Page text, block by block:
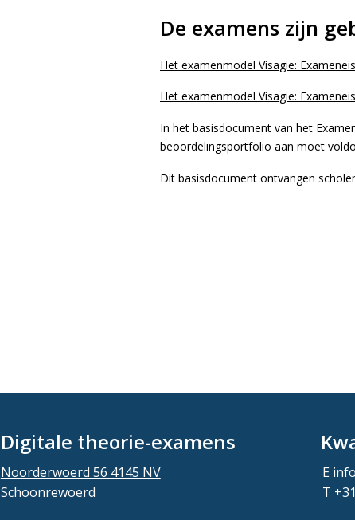
De examens zijn
Het examenmodel Visagie:
Het examenmodel Visagie:
In het basisdocument van het
beoordelingsportfolio aan moet
Dit basisdocument ontvangen
Digitale theorie-examens
Noorderwoerd 56 4145 NV
Schoonrewoerd
E
T